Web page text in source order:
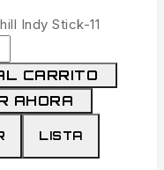
Indy Stick-11
CARRITO
AHORA
LISTA